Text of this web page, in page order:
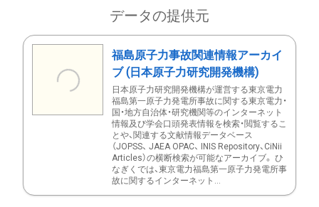
データの提供元
福島原子力事故関連情報アーカイ
ブ (日本原子力研究開発機構)
日本原子力研究開発機構が運営する東京電力
福島第一原子力発電所事故に関する東京電力・
国・地方自治体・研究機関等のインターネット
情報及び学会口頭発表情報を検索・閲覧するこ
とや、関連する文献情報データベース
（JOPSS、 JAEA OPAC、 INIS Repository、CiNii
Articles）の横断検索が可能なアーカイブ。 ひ
なぎくでは、東京電力福島第一原子力発電所事
故に関するインターネット...